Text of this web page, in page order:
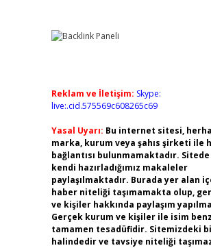
Reklam ve İletişim: Skype:
live:.cid.575569c608265c69
Yasal Uyarı: Bu internet sitesi,
marka, kurum veya şahıs şirketi ile
bağlantısı bulunmamaktadır. Sitede
kendi hazırladığımız makaleler
paylaşılmaktadır. Burada yer alan
haber niteliği taşımamakta olup,
ve kişiler hakkında paylaşım
Gerçek kurum ve kişiler ile isim
tamamen tesadüfidir. Sitemizdeki
halindedir ve tavsiye niteliği